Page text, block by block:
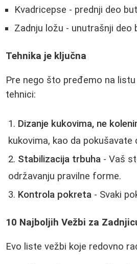
Kvadricepse - prednji deo
Zadnju ložu - unutrašnji deo
Tehnika je ključna
Pre nego što pređemo na
tehnici:
Dizanje kukovima, ne
kukovima, kao da
Stabilizacija trbuha - Vaš
održavanju pravilne forme.
Kontrola pokreta - Svaki
10 Najboljih Vežbi za
Evo liste vežbi koje redovno